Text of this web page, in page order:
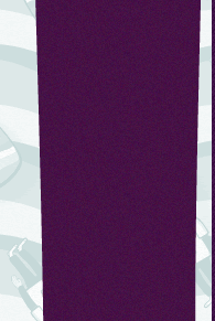
Meneame